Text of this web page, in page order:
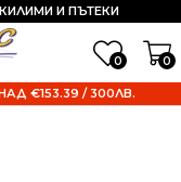
0 0
И ПЪТЕКИ
€153.39 / 300ЛВ.